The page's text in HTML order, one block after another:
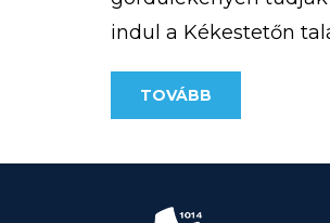
indul a Kékestetőn
500 Ft/fő A pontos
TOVÁBB